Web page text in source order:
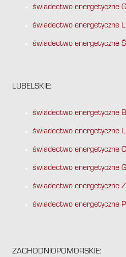
świadectwo energetyczne
świadectwo energetyczne
świadectwo energetyczne
LUBELSKIE:
świadectwo energetyczne
świadectwo energetyczne
świadectwo energetyczne
świadectwo energetyczne
świadectwo energetyczne
świadectwo energetyczne
ZACHODNIOPOMORSKIE: